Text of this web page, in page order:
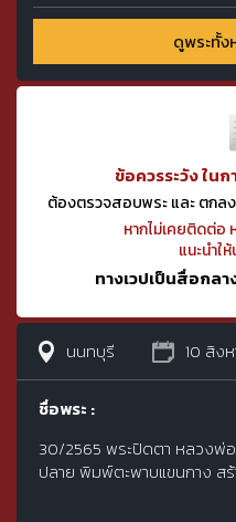
ดูพระทั้ง
ข้อควรระวัง ในก
ต้องตรวจสอบพระ และ ตกลง
หากไม่เคยติดต่อ
แนะนำใ
ทางเวปเป็นสื่อกลา
นนทบุรี 10 สิง
ชื่อพระ :
30/2565 พระปิดตา หลวงพ่
ปลาย พิมพ์ตะพาบแขนกาง ส